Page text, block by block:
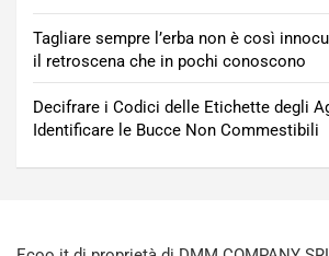
Tagliare sempre l’erba non è così
il retroscena che in pochi conoscono
Decifrare i Codici delle Etichette degli
Identificare le Bucce Non Commestibili